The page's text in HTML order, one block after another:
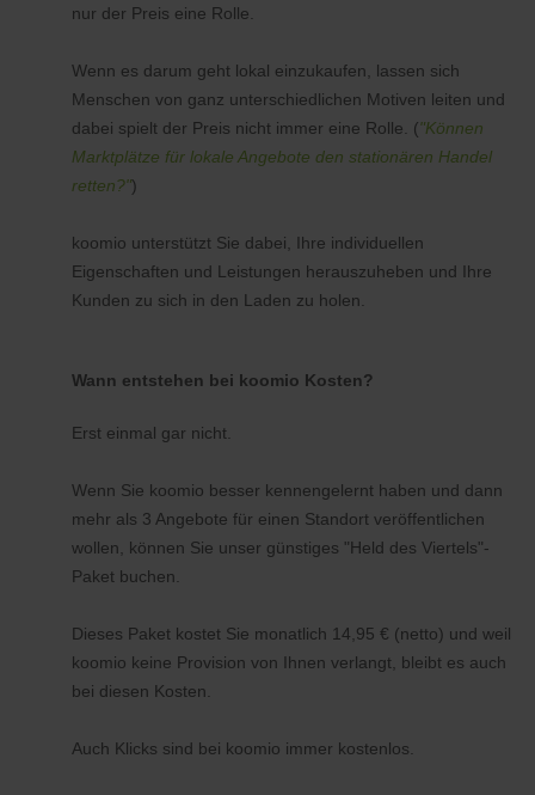
nur der Preis eine Rolle.
Wenn es darum geht lokal einzukaufen, lassen sich
Menschen von ganz unterschiedlichen Motiven leiten und
dabei spielt der Preis nicht immer eine Rolle. ("Können
Marktplätze für lokale Angebote den stationären Handel
retten?")
koomio unterstützt Sie dabei, Ihre individuellen
Eigenschaften und Leistungen herauszuheben und Ihre
Kunden zu sich in den Laden zu holen.
Wann entstehen bei koomio Kosten?
Erst einmal gar nicht.
Wenn Sie koomio besser kennengelernt haben und dann
mehr als 3 Angebote für einen Standort veröffentlichen
wollen, können Sie unser günstiges "Held des Viertels"-
Paket buchen.
Dieses Paket kostet Sie monatlich 14,95 € (netto) und weil
koomio keine Provision von Ihnen verlangt, bleibt es auch
bei diesen Kosten.
Auch Klicks sind bei koomio immer kostenlos.